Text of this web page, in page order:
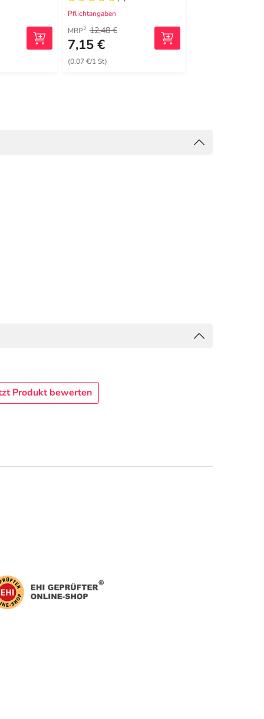
Pflichtangaben
MRP2 12,48 €
7,15 €
(0,07 €/1 St)
Produkt bewerten